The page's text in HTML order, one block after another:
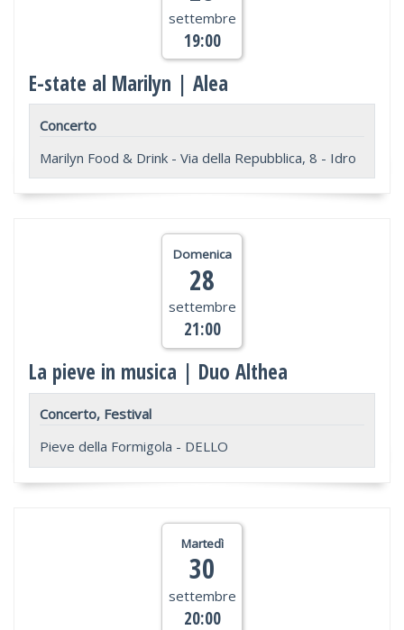
settembre
19:00
E-state al Marilyn | Alea
Concerto
Marilyn Food & Drink - Via della Repubblica, 8 - Idro
Domenica
28
settembre
21:00
La pieve in musica | Duo Althea
Concerto, Festival
Pieve della Formigola - DELLO
Martedì
30
settembre
20:00